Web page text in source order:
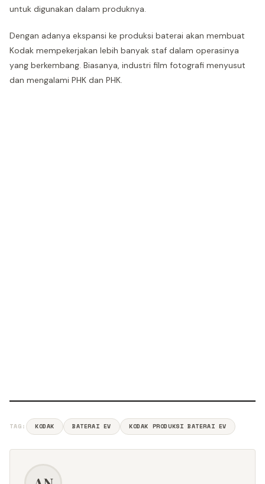
untuk digunakan dalam produknya.
Dengan adanya ekspansi ke produksi baterai akan membuat
Kodak mempekerjakan lebih banyak staf dalam operasinya
yang berkembang. Biasanya, industri film fotografi menyusut
dan mengalami PHK dan PHK.
TAG: KODAK BATERAI EV KODAK PRODUKSI BATERAI EV